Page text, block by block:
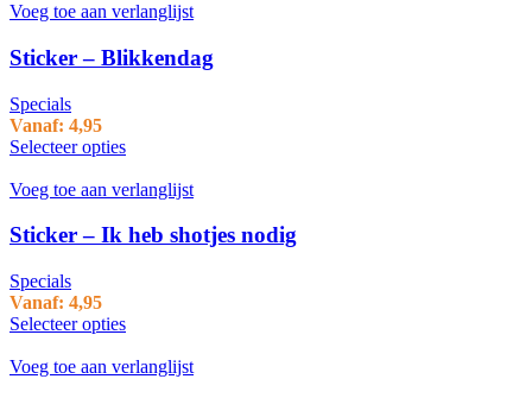
Voeg toe aan verlanglijst
Sticker – Blikkendag
Specials
Vanaf: 4,95
Selecteer opties
Voeg toe aan verlanglijst
Sticker – Ik heb shotjes nodig
Specials
Vanaf: 4,95
Selecteer opties
Voeg toe aan verlanglijst